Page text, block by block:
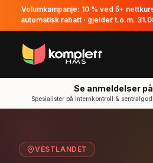
Volumkampanje: 10 % ved 5+
automatisk rabatt · gjelder t.o.m.
Se anmeldelser
Spesialister på internkontroll &
VESTLANDET